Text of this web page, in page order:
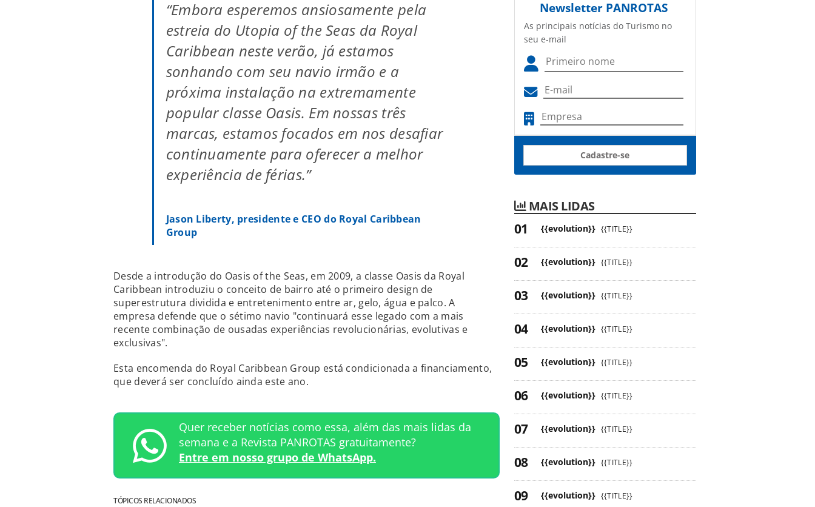
“Embora esperemos ansiosamente pela
estreia do Utopia of the Seas da Royal
Caribbean neste verão, já estamos
sonhando com seu navio irmão e a
próxima instalação na extremamente
popular classe Oasis. Em nossas três
marcas, estamos focados em nos desafiar
continuamente para oferecer a melhor
experiência de férias.”
Jason Liberty, presidente e CEO do Royal Caribbean
Group
Desde a introdução do Oasis of the Seas, em 2009, a classe Oasis da Royal
Caribbean introduziu o conceito de bairro até o primeiro design de
superestrutura dividida e entretenimento entre ar, gelo, água e palco. A
empresa defende que o sétimo navio "continuará esse legado com a mais
recente combinação de ousadas experiências revolucionárias, evolutivas e
exclusivas".
Esta encomenda do Royal Caribbean Group está condicionada a financiamento,
que deverá ser concluído ainda este ano.
Quer receber notícias como essa, além das mais lidas da
semana e a Revista PANROTAS gratuitamente?
Entre em nosso grupo de WhatsApp.
TÓPICOS RELACIONADOS
Newsletter PANROTAS
As principais notícias do Turismo no
seu e-mail
Cadastre-se
MAIS LIDAS
{{evolution}} {{TITLE}}
{{evolution}} {{TITLE}}
{{evolution}} {{TITLE}}
{{evolution}} {{TITLE}}
{{evolution}} {{TITLE}}
{{evolution}} {{TITLE}}
{{evolution}} {{TITLE}}
{{evolution}} {{TITLE}}
{{evolution}} {{TITLE}}